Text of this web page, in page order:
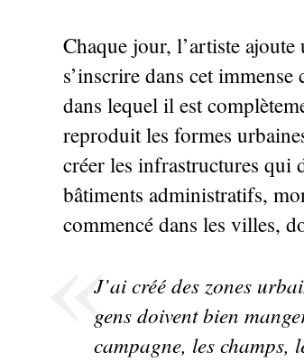
Chaque jour, l’artiste
s’inscrire dans cet
dans lequel il est
reproduit les formes
créer les infrastructures qui
bâtiments administratifs,
commencé dans les villes,
J’ai créé des zones
gens doivent bien
campagne, les champs,